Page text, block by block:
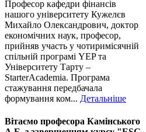
Професор кафедри фінансів
нашого університету Кужелєв
Михайло Олександрович, доктор
економічних наук, професор,
прийняв участь у чотиримісячній
спільній програмі YEP та
Університету Тарту –
StarterAcademia. Програма
стажування передбачала
формування ком... Детальніше
Вітаємо професора Камінського